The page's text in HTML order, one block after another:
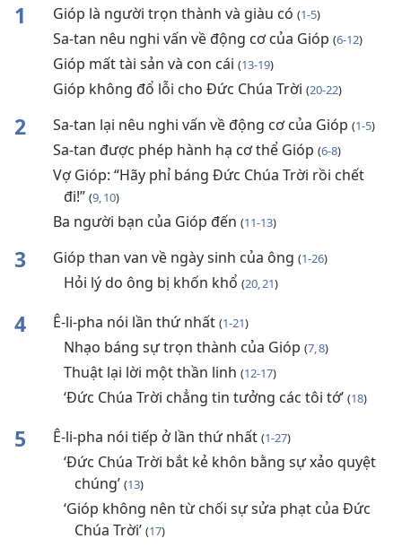
1 Gióp là người trọn thành và giàu có (1-5)
Sa-tan nêu nghi vấn về động cơ của Gióp (6-12)
Gióp mất tài sản và con cái (13-19)
Gióp không đổ lỗi cho Đức Chúa Trời (20-22)
2 Sa-tan lại nêu nghi vấn về động cơ của Gióp (1-5)
Sa-tan được phép hành hạ cơ thể Gióp (6-8)
Vợ Gióp: “Hãy phỉ báng Đức Chúa Trời rồi chết
đi!” (9, 10)
Ba người bạn của Gióp đến (11-13)
3 Gióp than van về ngày sinh của ông (1-26)
Hỏi lý do ông bị khốn khổ (20, 21)
4 Ê-li-pha nói lần thứ nhất (1-21)
Nhạo báng sự trọn thành của Gióp (7, 8)
Thuật lại lời một thần linh (12-17)
‘Đức Chúa Trời chẳng tin tưởng các tôi tớ’ (18)
5 Ê-li-pha nói tiếp ở lần thứ nhất (1-27)
‘Đức Chúa Trời bắt kẻ khôn bằng sự xảo quyệt
chúng’ (13)
‘Gióp không nên từ chối sự sửa phạt của Đức
Chúa Trời’ (17)